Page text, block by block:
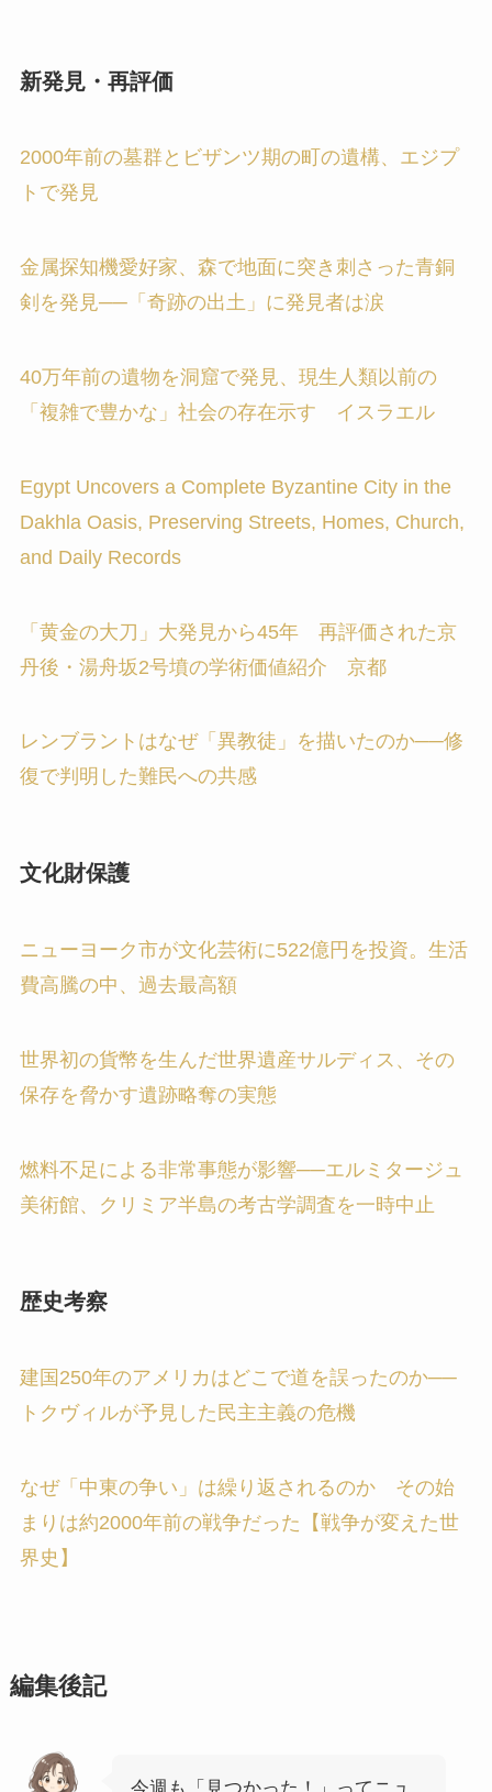
新発見・再評価
2000年前の墓群とビザンツ期の町の遺構、エジプ
トで発見
金属探知機愛好家、森で地面に突き刺さった青銅
剣を発見──「奇跡の出土」に発見者は涙
40万年前の遺物を洞窟で発見、現生人類以前の
「複雑で豊かな」社会の存在示す イスラエル
Egypt Uncovers a Complete Byzantine City in the
Dakhla Oasis, Preserving Streets, Homes, Church,
and Daily Records
「黄金の大刀」大発見から45年 再評価された京
丹後・湯舟坂2号墳の学術価値紹介 京都
レンブラントはなぜ「異教徒」を描いたのか──修
復で判明した難民への共感
文化財保護
ニューヨーク市が文化芸術に522億円を投資。生活
費高騰の中、過去最高額
世界初の貨幣を生んだ世界遺産サルディス、その
保存を脅かす遺跡略奪の実態
燃料不足による非常事態が影響──エルミタージュ
美術館、クリミア半島の考古学調査を一時中止
歴史考察
建国250年のアメリカはどこで道を誤ったのか──
トクヴィルが予見した民主主義の危機
なぜ「中東の争い」は繰り返されるのか その始
まりは約2000年前の戦争だった【戦争が変えた世
界史】
編集後記